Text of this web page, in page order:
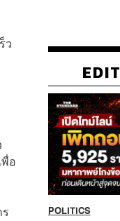
ว
อ
POLITICS